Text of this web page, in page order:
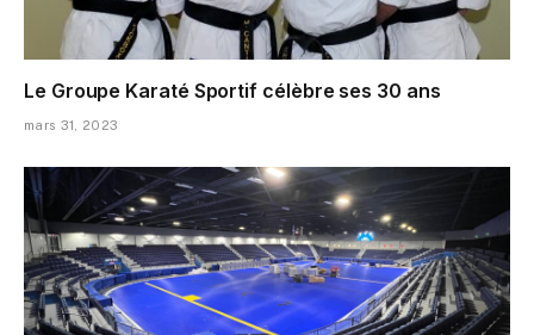
Le Groupe Karaté Sportif célèbre ses 30 ans
mars 31, 2023